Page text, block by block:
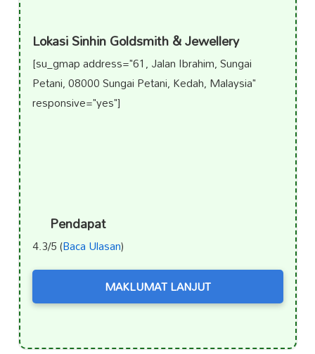
Lokasi Sinhin Goldsmith & Jewellery
[su_gmap address="61, Jalan Ibrahim, Sungai
Petani, 08000 Sungai Petani, Kedah, Malaysia"
responsive="yes"]
Pendapat
4.3/5 (Baca Ulasan)
MAKLUMAT LANJUT